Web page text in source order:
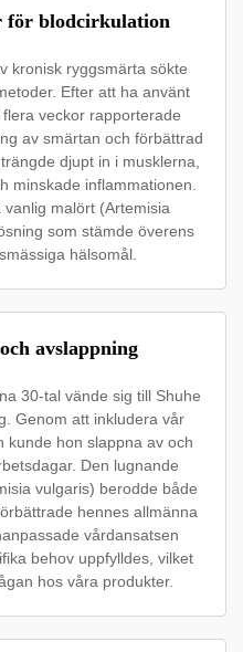
för blodcirkulation
kronisk ryggsmärta sökte
Efter att ha använt
veckor rapporterade
av smärtan och förbättrad
djupt in i musklerna,
minskade inflammationen.
malört (Artemisia
som stämde överens
hälsomål.
avslappning
30-tal vände sig till Shuhe
Genom att inkludera vår
kunde hon slappna av och
Den lugnande
vulgaris) berodde både
hennes allmänna
vårdansatsen
behov uppfylldes, vilket
hos våra produkter.